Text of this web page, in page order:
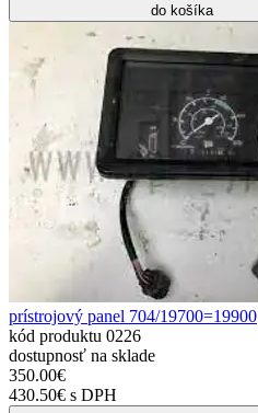
do košíka
prístrojový panel 704/19700=19900
kód produktu 0226
dostupnosť na sklade
350.00€
430.50€ s DPH